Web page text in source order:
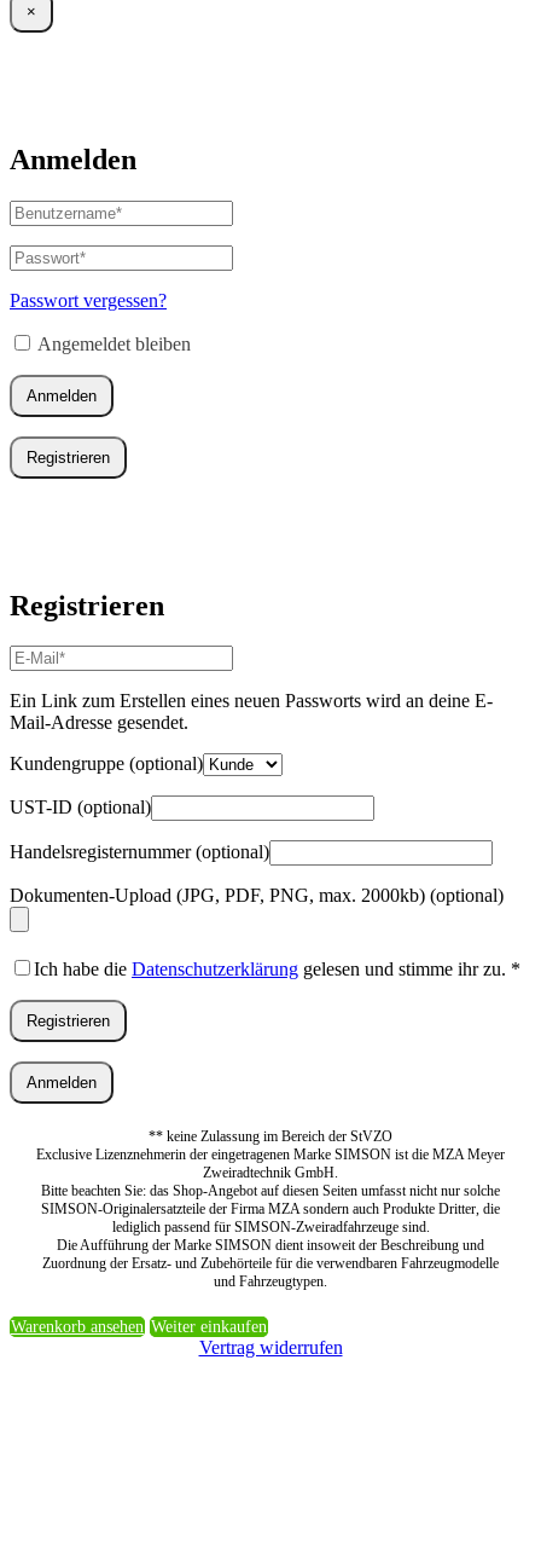
×
Anmelden
Benutzername
oder
E-
Mail-
Adresse*
Passwort*
Erforderlich
Passwort vergessen?
Angemeldet bleiben
Anmelden
Registrieren
Registrieren
E-
Mail-
Adresse*
Erforderlich
Ein Link zum Erstellen eines neuen Passworts wird an deine E-
Mail-Adresse gesendet.
Kundengruppe (optional)
UST-ID (optional)
Handelsregisternummer(optional)
Dokumenten-Upload (JPG, PDF, PNG, max. 2000kb) (optional)
Ich habe die Datenschutzerklärung gelesen und stimme ihr zu. *
Registrieren
Anmelden
** keine Zulassung im Bereich der StVZO
Exclusive Lizenznehmerin der eingetragenen Marke SIMSON ist die MZA Meyer
Zweiradtechnik GmbH.
Bitte beachten Sie: das Shop-Angebot auf diesen Seiten umfasst nicht nur solche
SIMSON-Originalersatzteile der Firma MZA sondern auch Produkte Dritter, die
lediglich passend für SIMSON-Zweiradfahrzeuge sind.
Die Aufführung der Marke SIMSON dient insoweit der Beschreibung und
Zuordnung der Ersatz- und Zubehörteile für die verwendbaren Fahrzeugmodelle
und Fahrzeugtypen.
Warenkorb ansehen Weiter einkaufen
Vertrag widerrufen